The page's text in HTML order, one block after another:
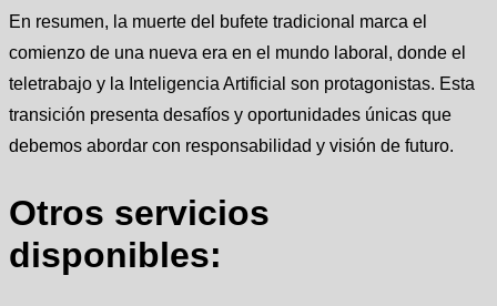
En resumen, la muerte del bufete tradicional marca el
comienzo de una nueva era en el mundo laboral, donde el
teletrabajo y la Inteligencia Artificial son protagonistas. Esta
transición presenta desafíos y oportunidades únicas que
debemos abordar con responsabilidad y visión de futuro.
Otros servicios
disponibles: